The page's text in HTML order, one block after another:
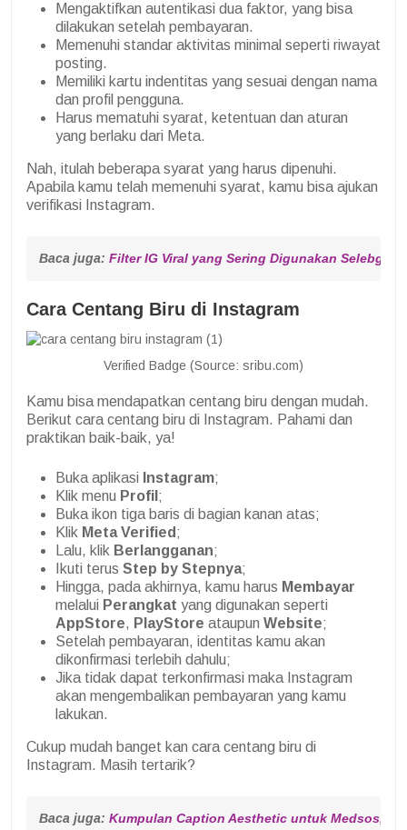
Mengaktifkan autentikasi dua faktor, yang bisa
dilakukan setelah pembayaran.
Memenuhi standar aktivitas minimal seperti riwayat
posting.
Memiliki kartu indentitas yang sesuai dengan nama
dan profil pengguna.
Harus mematuhi syarat, ketentuan dan aturan
yang berlaku dari Meta.
Nah, itulah beberapa syarat yang harus dipenuhi.
Apabila kamu telah memenuhi syarat, kamu bisa ajukan
verifikasi Instagram.
Baca juga: Filter IG Viral yang Sering Digunakan Selebgram
Cara Centang Biru di Instagram
Verified Badge (Source: sribu.com)
Kamu bisa mendapatkan centang biru dengan mudah.
Berikut cara centang biru di Instagram. Pahami dan
praktikan baik-baik, ya!
Buka aplikasi Instagram;
Klik menu Profil ;
Buka ikon tiga baris di bagian kanan atas;
Klik Meta Verified ;
Lalu, klik Berlangganan;
Ikuti terus Step by Stepnya;
Hingga, pada akhirnya, kamu harus Membayar
melalui Perangkat yang digunakan seperti
AppStore, PlayStore ataupun Website;
Setelah pembayaran, identitas kamu akan
dikonfirmasi terlebih dahulu;
Jika tidak dapat terkonfirmasi maka Instagram
akan mengembalikan pembayaran yang kamu
lakukan.
Cukup mudah banget kan cara centang biru di
Instagram. Masih tertarik?
Baca juga: Kumpulan Caption Aesthetic untuk Medsos,